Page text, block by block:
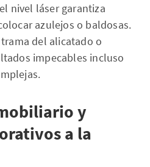
nivel láser garantiza
azulejos o baldosas.
del alicatado o
impecables incluso
y
a la